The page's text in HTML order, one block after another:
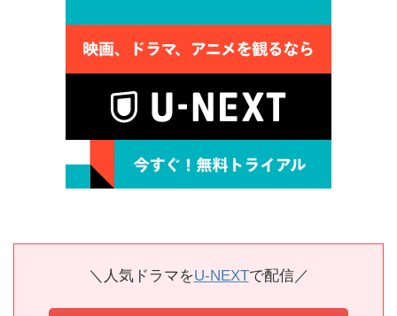
＼人気ドラマをU-NEXTで配信／